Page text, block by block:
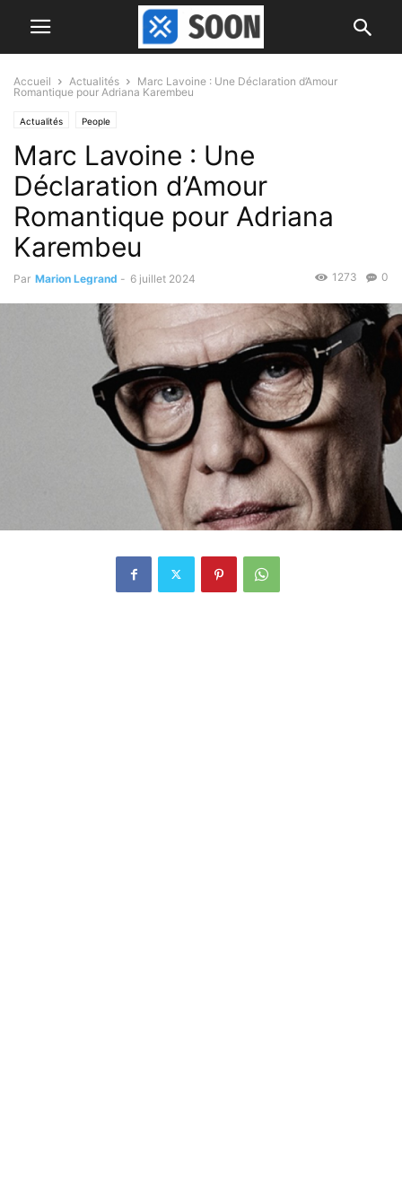
Accueil Actualités
Marc Lavoine : Une Déclaration d’Amour
Romantique pour Adriana Karembeu
Actualités People
Marc Lavoine : Une
Déclaration d’Amour
Romantique pour Adriana
Karembeu
Par Marion Legrand - 6 juillet 2024 0
1273